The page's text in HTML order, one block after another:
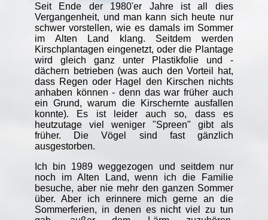
Seit Ende der 1980'er Jahre ist all dies
Vergangenheit, und man kann sich heute nur
schwer vorstellen, wie es damals im Sommer
im Alten Land klang. Seitdem werden
Kirschplantagen eingenetzt, oder die Plantage
wird gleich ganz unter Plastikfolie und -
dächern betrieben (was auch den Vorteil hat,
dass Regen oder Hagel den Kirschen nichts
anhaben können - denn das war früher auch
ein Grund, warum die Kirschernte ausfallen
konnte). Es ist leider auch so, dass es
heutzutage viel weniger "Spreen" gibt als
früher. Die Vögel sind fast gänzlich
ausgestorben.
Ich bin 1989 weggezogen und seitdem nur
noch im Alten Land, wenn ich die Familie
besuche, aber nie mehr den ganzen Sommer
über. Aber ich erinnere mich gerne an die
Sommerferien, in denen es nicht viel zu tun